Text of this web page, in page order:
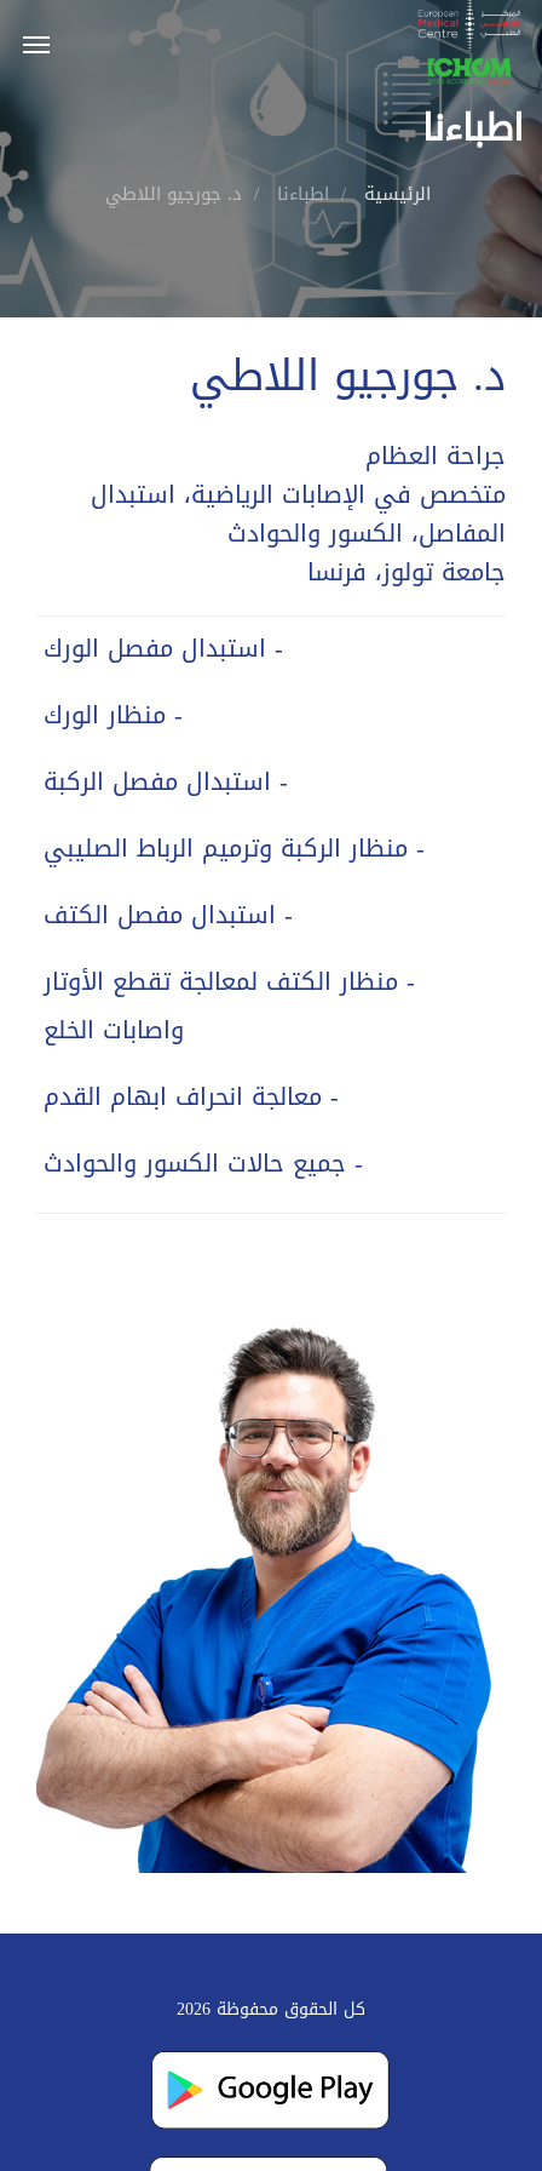
اطباءنا
الرئيسية اطباءنا د. جورجيو اللاطي
د. جورجيو اللاطي
جراحة العظام
متخصص في الإصابات الرياضية، استبدال
المفاصل، الكسور والحوادث
جامعة تولوز، فرنسا
- استبدال مفصل الورك
- منظار الورك
- استبدال مفصل الركبة
- منظار الركبة وترميم الرباط الصليبي
- استبدال مفصل الكتف
- منظار الكتف لمعالجة تقطع الأوتار
واصابات الخلع
- معالجة انحراف ابهام القدم
- جميع حالات الكسور والحوادث
كل الحقوق محفوظة 2026